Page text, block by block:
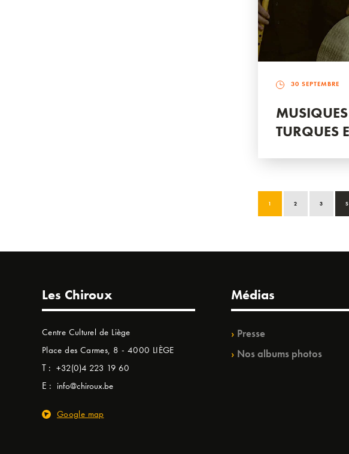
30 SEPTEMBRE
TURQUES
1 2 3
Les Chiroux
Centre Culturel de Liège
Place des Carmes, 8 - 4000 LIÈGE
T : +32(0)4 223 19 60
E : info@chiroux.be
Google map
Médias
Presse
Nos albums photos